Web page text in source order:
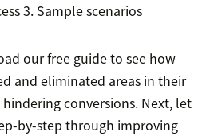
3. Sample scenarios
our free guide to see how
and eliminated areas in their
conversions. Next, let
by-step through improving